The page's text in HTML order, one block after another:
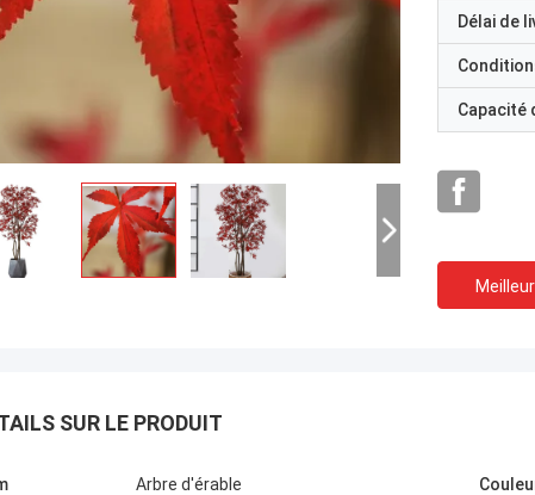
Délai de
Capacité
SUR LE PRODUIT
Arbre d'érable